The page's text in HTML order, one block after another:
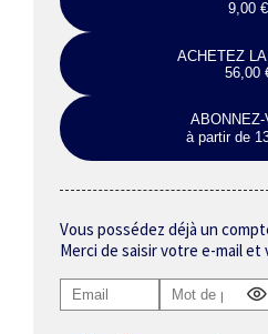
9,00 €
ACHETEZ
56,00
ABONNEZ-
à partir de
Vous possédez déjà un
Merci de saisir votre e-mail